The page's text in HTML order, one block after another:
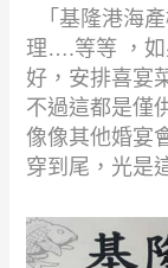
「基隆港海
理….等等 ，
好，安排喜宴
不過這都是僅
像像其他婚宴
穿到尾，光是